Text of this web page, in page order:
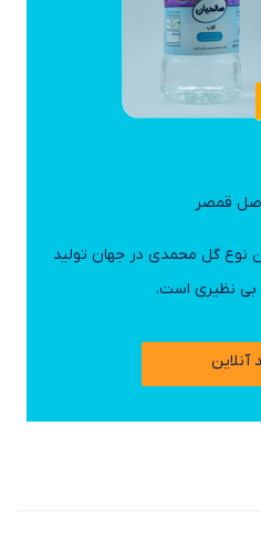
قمصر
نوع گل محمدی در جهان تولید
نظیری است.
آنلاین